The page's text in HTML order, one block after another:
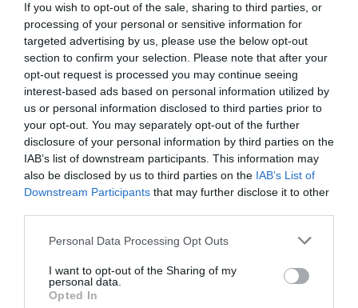
If you wish to opt-out of the sale, sharing to third parties, or
processing of your personal or sensitive information for
targeted advertising by us, please use the below opt-out
section to confirm your selection. Please note that after your
opt-out request is processed you may continue seeing
interest-based ads based on personal information utilized by
us or personal information disclosed to third parties prior to
your opt-out. You may separately opt-out of the further
disclosure of your personal information by third parties on the
IAB’s list of downstream participants. This information may
also be disclosed by us to third parties on the IAB’s List of
Downstream Participants that may further disclose it to other
Please note that this website/app uses one or more Google
not limited to your visit or usage behaviour. You may click to
grant or deny consent to Google and its third-party tags to
use your data for below specified purposes in below Google
Personal Data Processing Opt Outs
I want to opt-out of the Sharing of my
personal data.
Opted In
“Pretī nav ne Mančestras “City”, ne
“Barcelona”!” Raivis Jurkovskis par
“Riga” aizsardzību un izredzēm Eiropas
kausos
VIDEO. “Karaliska sajūta.” Eilands un
Breidaks dalās iespaidos par Pasaules
kausa fināla piedzīvojumu
Kā mājās sagaidīja Pasaules kausa
finālistus? Madrides ielas pārņem
cilvēku jūra, Argentīnā – emociju
izvirdums